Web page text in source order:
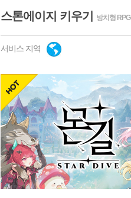
hot
스톤에이지 키우기 방치형 RPG
서비스 지역